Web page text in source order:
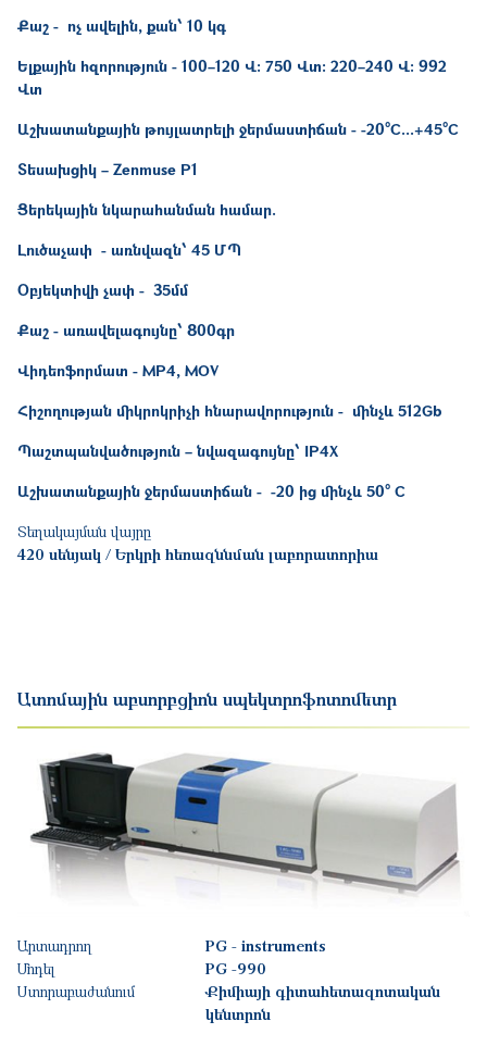
Քաշ - ոչ ավելին, քան՝ 10 կգ
Ելքային հզորություն - 100–120 Վ: 750 Վտ: 220–240 Վ: 992
Վտ
Աշխատանքային թույլատրելի ջերմաստիճան - -20°C...+45°C
Տեսախցիկ – Zenmuse P1
Ցերեկային նկարահանման համար.
Լուծաչափ - առնվազն՝ 45 ՄՊ
Օբյեկտիվի չափ - 35մմ
Քաշ - առավելագույնը՝ 800գր
Վիդեոֆորմատ - MP4, MOV
Հիշողության միկրոկրիչի հնարավորություն - մինչև 512Gb
Պաշտպանվածություն – նվազագույնը՝ IP4X
Աշխատանքային ջերմաստիճան - -20 ից մինչև 50° C
Տեղակայման վայրը
420 սենյակ / Երկրի հեռազննման լաբորատորիա
Ատոմային աբսորբցիոն սպեկտրոֆոտոմետր
Արտադրող
PG - instruments
Մոդել
PG -990
Ստորաբաժանում
Քիմիայի գիտահետազոտական
կենտրոն